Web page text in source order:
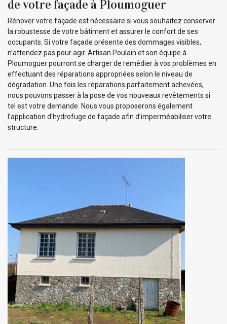
de votre façade à Ploumoguer
Rénover votre façade est nécessaire si vous souhaitez conserver
la robustesse de votre bâtiment et assurer le confort de ses
occupants. Si votre façade présente des dommages visibles,
n’attendez pas pour agir. Artisan Poulain et son équipe à
Ploumoguer pourront se charger de remédier à vos problèmes en
effectuant des réparations appropriées selon le niveau de
dégradation. Une fois les réparations parfaitement achevées,
nous pouvons passer à la pose de vos nouveaux revêtements si
tel est votre demande. Nous vous proposerons également
l’application d’hydrofuge de façade afin d’imperméabiliser votre
structure.